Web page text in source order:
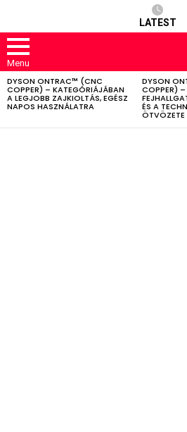
LATEST
Menu
LATEST
STORIES
DYSON ONTRAC™ (CNC
COPPER) – KATEGÓRIÁJÁBAN
A LEGJOBB ZAJKIOLTÁS, EGÉSZ
NAPOS HASZNÁLATRA
DYSON
COPPER) –
ÉS A
ÖTVÖZETE